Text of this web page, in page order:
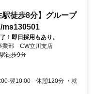
徒歩8分】グループ
ms130501
！即日採用もあり。
業部 CW立川支店
)駅徒歩9分
翌10:00 休憩120分 ・就